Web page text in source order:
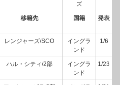
ズ
移籍先 国籍 発表
レンジャーズ/SCO
イングラ
ンド
1/6
ハル・シティ/2部
イングラ
ンド
1/23